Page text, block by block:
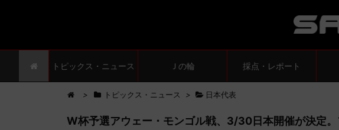
トピックス・ニュース Ｊの輪 採点・レポート
> トピックス・ニュース > 日本代表
W杯予選アウェー・モンゴル戦、3/30日本開催が決定